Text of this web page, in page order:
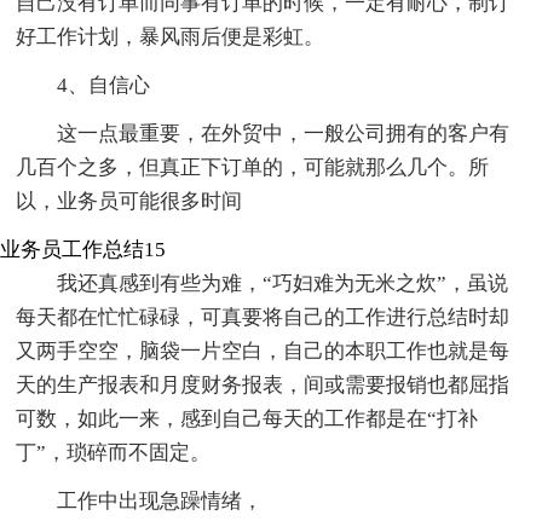
好工作计划，暴风雨后便是彩虹。
4、自信心
这一点最重要，在外贸中，一般公司拥有的客户有
几百个之多，但真正下订单的，可能就那么几个。所
以，业务员可能很多时间
业务员工作总结15
我还真感到有些为难，“巧妇难为无米之炊”，虽说
每天都在忙忙碌碌，可真要将自己的工作进行总结时却
又两手空空，脑袋一片空白，自己的本职工作也就是每
天的生产报表和月度财务报表，间或需要报销也都屈指
可数，如此一来，感到自己每天的工作都是在“打补
丁”，琐碎而不固定。
工作中出现急躁情绪，